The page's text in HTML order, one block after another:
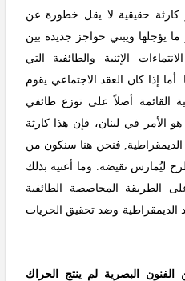
حقيقية لا يقل خطورة عن
يؤجلها ويبني حواجز جديدة بين
الإثنية والطائفية التي
إذا كان العقد الاجتماعي يقوم
القائمة أصلاً على توزع طائفي
الأمر في لبنان، فإن هذا كارثة
فنحن هنا سنكون من
ليُمارس نقيضه. وما أعنيه بذلك
الطريقة المحاصصة الطائفية
الديمقراطية وضد تحقيق الحريات
البصرية لم ينتج الحراك